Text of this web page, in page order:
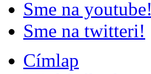
Sme na youtube!
Sme na twitteri!
Címlap